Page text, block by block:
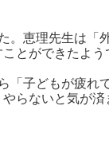
恵理先生は
とができたよう
子どもが疲
らないと気